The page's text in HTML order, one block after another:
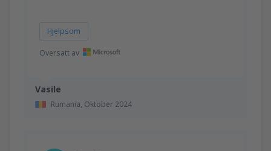
Vasile
Rumania, Oktober 2024
Hjelpsom
Oversatt av